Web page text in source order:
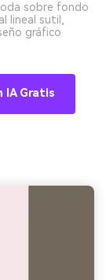
sobre fondo
lineal sutil,
gráfico
IA Gratis